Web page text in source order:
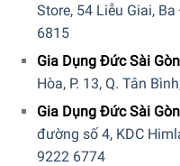
Store, 54 Liễu Giai,
6815
Gia Dụng Đức Sài
Hòa, P. 13, Q. Tân
Gia Dụng Đức Sài
đường số 4, KDC
9222 6774